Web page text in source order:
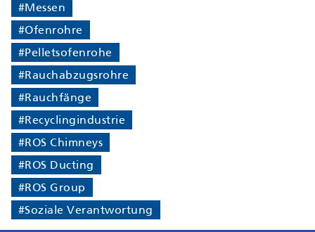
#Messen
#Ofenrohre
#Pelletsofenrohe
#Rauchabzugsrohre
#Rauchfänge
#Recyclingindustrie
#ROS Chimneys
#ROS Ducting
#ROS Group
#Soziale Verantwortung